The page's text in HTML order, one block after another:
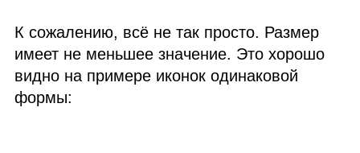
К сожалению, всё не так просто. Размер
имеет не меньшее значение. Это хорошо
видно на примере иконок одинаковой
формы: